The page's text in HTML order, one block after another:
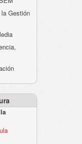
Gestión